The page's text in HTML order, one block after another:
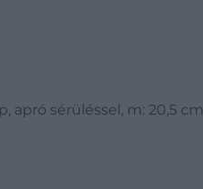
apró sérüléssel, m: 20,5 cm